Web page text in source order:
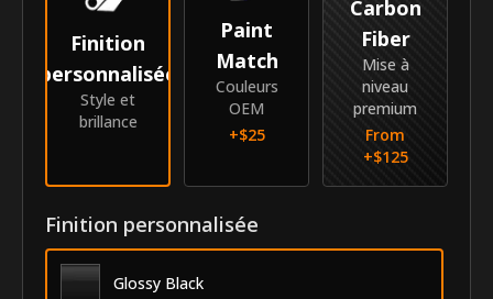
Identité
SKU
GRI-15HOCRV
Fournisseur
MyCar Trim
Finition
personnalisée
Style et
brillance
Paint
Match
Couleurs
OEM
+$25
Carbon
Fiber
Mise à
niveau
premium
From
+$125
Finition personnalisée
Glossy Black